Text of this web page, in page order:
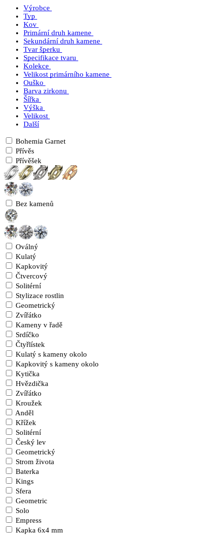
Výrobce
Typ
Kov
Primární druh kamene
Sekundární druh kamene
Tvar šperku
Specifikace tvaru
Kolekce
Velikost primárního kamene
Ouško
Barva zirkonu
Šířka
Výška
Velikost
Další
Bohemia Garnet
Přívěs
Přívěšek
Bez kamenů
Oválný
Kulatý
Kapkovitý
Čtvercový
Solitérní
Stylizace rostlin
Geometrický
Zvířátko
Kameny v řadě
Srdíčko
Čtyřlístek
Kulatý s kameny okolo
Kapkovitý s kameny okolo
Kytička
Hvězdička
Zvířátko
Kroužek
Anděl
Křížek
Solitérní
Český lev
Geometrický
Strom života
Baterka
Kings
Sfera
Geometric
Solo
Empress
Kapka 6x4 mm